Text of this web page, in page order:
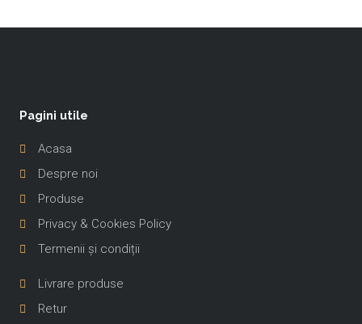
Pagini utile
Acasa
Despre noi
Produse
Privacy & Cookies Policy
Termenii și condiții
-
Livrare produse
Retur